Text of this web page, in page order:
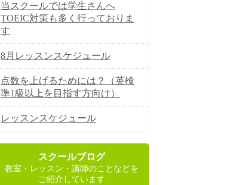
当スクールでは学生さんへ
TOEIC対策も多く行っておりま
す
8月レッスンスケジュール
点数を上げるためには？（英検
準1級以上を目指す方向け）
レッスンスケジュール
スクールブログ
教室・レッスン・講師のことなどを
ご紹介しています